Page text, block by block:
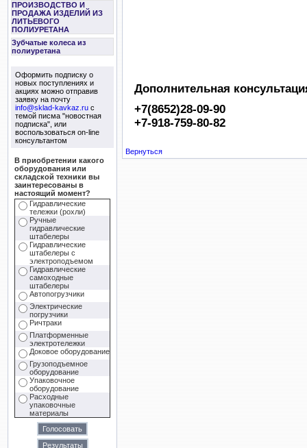
ПРОИЗВОДСТВО И
ПРОДАЖА ИЗДЕЛИЙ ИЗ
ЛИТЬЕВОГО
ПОЛИУРЕТАНА
Зубчатые колеса из
полиуретана
Оформить подписку о
новых поступлениях и
акциях можно отправив
заявку на почту
info@sklad-kavkaz.ruс
темой писма "новостная
подписка", или
воспользоваться on-line
консультантом
В приобретении какого
оборудования или
складской техники вы
заинтересованы в
настоящий момент?
Гидравлические
тележки (рохли)
Ручные
гидравлические
штабелеры
Гидравлические
штабелеры с
электроподъемом
Гидравлические
самоходные
штабелеры
Автопогрузчики
Электрические
погрузчики
Ричтраки
Платформенные
электротележки
Доковое оборудование
Грузоподъемное
оборудование
Упаковочное
оборудование
Расходные
упаковочные
материалы
Дополнительная
+7(8652)28-09-90
+7-918-759-80-82
Вернуться